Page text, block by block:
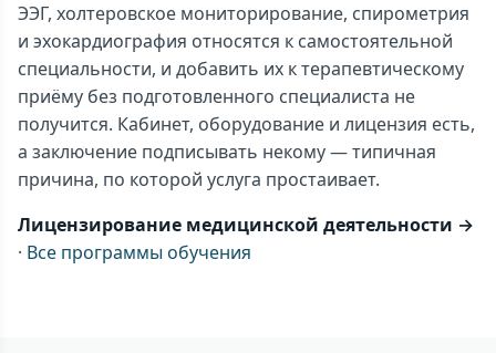
ЭЭГ, холтеровское мониторирование, спирометрия
и эхокардиография относятся к самостоятельной
специальности, и добавить их к терапевтическому
приёму без подготовленного специалиста не
получится. Кабинет, оборудование и лицензия есть,
а заключение подписывать некому — типичная
причина, по которой услуга простаивает.
Лицензирование медицинской деятельности →
· Все программы обучения